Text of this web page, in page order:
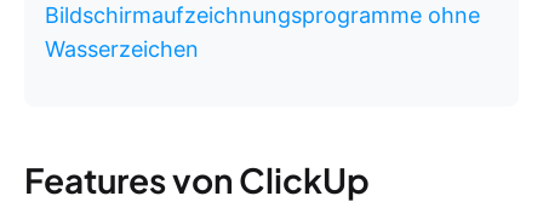
Bildschirmaufzeichnungsprogramme ohne
Wasserzeichen
Features von ClickUp